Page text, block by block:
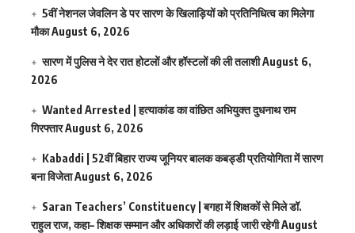
5वीं नेशनल जेवलिन डे पर सारण के खिलाड़ियों को प्रतिनिधित्व का मिलेगा
मौकाAugust 6, 2026
सारण में पुलिस ने देर रात होटलों और हॉस्टलों की ली तलाशीAugust 6,
2026
Wanted Arrested | हत्याकांड का वांछित अभियुक्त दुधनाथ राम
गिरफ्तारAugust 6, 2026
Kabaddi | 52वीं बिहार राज्य जूनियर बालक कबड्डी प्रतियोगिता में सारण
बना विजेताAugust 6, 2026
Saran Teachers’ Constituency | बगहा में शिक्षकों से मिले डॉ.
राहुल राज, कहा– शिक्षक सम्मान और अधिकारों की लड़ाई जारी रहेगीAugust